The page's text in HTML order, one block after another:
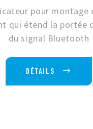
pour montage
qui étend la portée
du signal Bluetooth
DÉTAILS